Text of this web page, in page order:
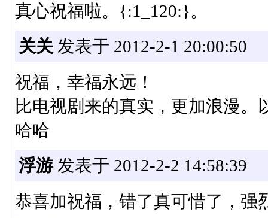
真心祝福啦。{:1_120:}。
关关发表于 2012-2-1 20:00:50
祝福，幸福永远！
比电视剧来的真实，更加浪漫
哈哈
浮游发表于 2012-2-2 14:58:39
恭喜加祝福，错了真可惜了，强